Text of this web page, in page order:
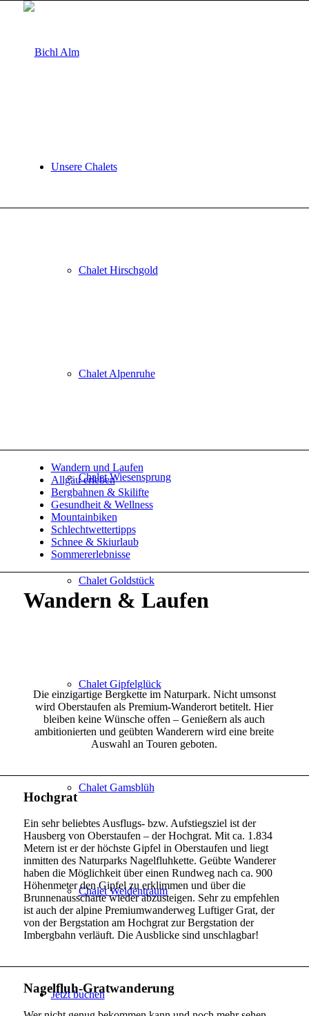
Unsere Chalets
Chalet Hirschgold
Chalet Alpenruhe
Chalet Wiesensprung
Chalet Goldstück
Chalet Gipfelglück
Chalet Gamsblüh
Chalet Weidentraum
Jetzt buchen
Wandern und Laufen
Allgäu erleben
Bergbahnen & Skilifte
Gesundheit & Wellness
Mountainbiken
Schlechtwettertipps
Schnee & Skiurlaub
Sommererlebnisse
Wandern & Laufen
Die einzigartige Bergkette im Naturpark. Nicht umsonst
wird Oberstaufen als Premium-Wanderort betitelt. Hier
bleiben keine Wünsche offen – Genießern als auch
ambitionierten und geübten Wanderern wird eine breite
Auswahl an Touren geboten.
Hochgrat
Ein sehr beliebtes Ausflugs- bzw. Aufstiegsziel ist der
Hausberg von Oberstaufen – der Hochgrat. Mit ca. 1.834
Metern ist er der höchste Gipfel in Oberstaufen und liegt
inmitten des Naturparks Nagelfluhkette. Geübte Wanderer
haben die Möglichkeit über einen Rundweg nach ca. 900
Höhenmeter den Gipfel zu erklimmen und über die
Brunnenausscharte wieder abzusteigen. Sehr zu empfehlen
ist auch der alpine Premiumwanderweg Luftiger Grat, der
von der Bergstation am Hochgrat zur Bergstation der
Imbergbahn verläuft. Die Ausblicke sind unschlagbar!
Nagelfluh-Gratwanderung